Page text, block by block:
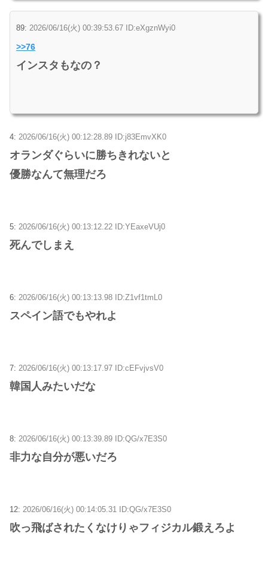
89: 2026/06/16(火) 00:39:53.67 ID:eXgznWyi0
>>76
インスタもなの？
4: 2026/06/16(火) 00:12:28.89 ID:j83EmvXK0
オランダぐらいに勝ちきれないと
優勝なんて無理だろ
5: 2026/06/16(火) 00:13:12.22 ID:YEaxeVUj0
死んでしまえ
6: 2026/06/16(火) 00:13:13.98 ID:Z1vf1tmL0
スペイン語でもやれよ
7: 2026/06/16(火) 00:13:17.97 ID:cEFvjvsV0
韓国人みたいだな
8: 2026/06/16(火) 00:13:39.89 ID:QG/x7E3S0
非力な自分が悪いだろ
12: 2026/06/16(火) 00:14:05.31 ID:QG/x7E3S0
吹っ飛ばされたくなけりゃフィジカル鍛えろよ